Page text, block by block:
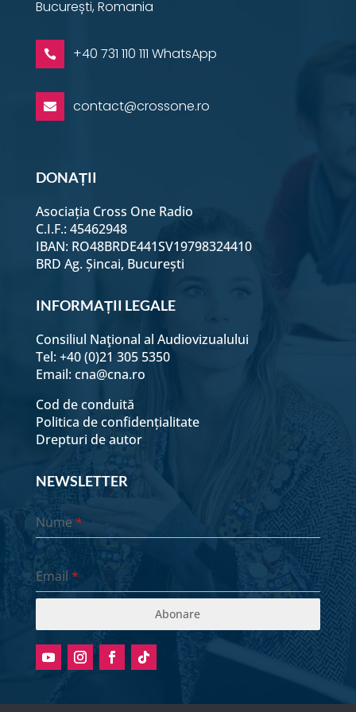
București, Romania
 +40 731 110 111 WhatsApp
 contact@crossone.ro
DONAȚII
Asociația Cross One Radio
C.I.F.: 45462948
IBAN: RO48BRDE441SV19798324410
BRD Ag. Șincai, București
INFORMAȚII LEGALE
Consiliul Naţional al Audiovizualului
Tel: +40 (0)21 305 5350
Email: cna@cna.ro
Cod de conduită
Politica de confidențialitate
Drepturi de autor
NEWSLETTER
Nume*
Email *
Abonare